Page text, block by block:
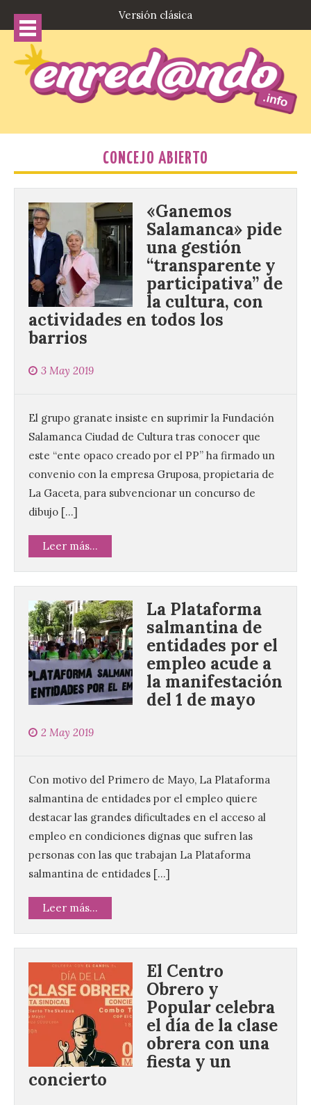
Versión clásica
CONCEJO ABIERTO
«Ganemos
Salamanca» pide
una gestión
“transparente y
participativa” de
la cultura, con
actividades en todos los
barrios
3 May 2019
El grupo granate insiste en suprimir la Fundación
Salamanca Ciudad de Cultura tras conocer que
este “ente opaco creado por el PP” ha firmado un
convenio con la empresa Gruposa, propietaria de
La Gaceta, para subvencionar un concurso de
dibujo […]
Leer más...
La Plataforma
salmantina de
entidades por el
empleo acude a
la manifestación
del 1 de mayo
2 May 2019
Con motivo del Primero de Mayo, La Plataforma
salmantina de entidades por el empleo quiere
destacar las grandes dificultades en el acceso al
empleo en condiciones dignas que sufren las
personas con las que trabajan La Plataforma
salmantina de entidades […]
Leer más...
El Centro
Obrero y
Popular celebra
el día de la clase
obrera con una
fiesta y un
concierto